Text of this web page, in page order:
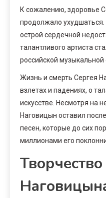
К сожалению, здоровье
продолжало ухудшаться.
острой сердечной
талантливого артиста
российской музыкальной
Жизнь и смерть Сергея
взлетах и падениях, о
искусстве. Несмотря на
Наговицын оставил
песен, которые до сих
миллионами его